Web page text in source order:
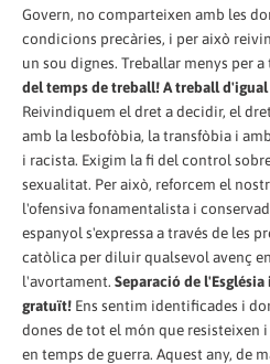
Govern, no comparteixen amb les
condicions precàries, i per això
un sou dignes. Treballar menys per
del temps de treball! A treball
Reivindiquem el dret a decidir, el
amb la lesbofòbia, la transfòbia i
i racista. Exigim la fi del control
sexualitat. Per això, reforcem el
l'ofensiva fonamentalista i
espanyol s'expressa a través de les
catòlica per diluir qualsevol avenç
l'avortament. Separació de
gratuït! Ens sentim identificades i
dones de tot el món que resisteixen
en temps de guerra. Aquest any, de